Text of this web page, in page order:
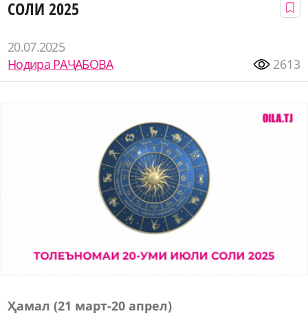
СОЛИ 2025
20.07.2025
Нодира РАҶАБОВА
2613
Ҳамал (21 март-20 апрел)